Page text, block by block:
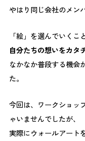
やはり同じ会社のメン
「絵」を選んでいくこ
自分たちの想いをカタ
なかなか普段する機会
た。
今回は、ワークショッ
ゃいませんでしたが、
実際にウォールアート